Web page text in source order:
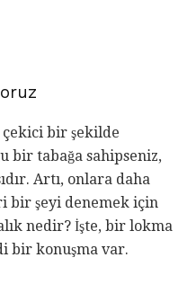
bir şekilde
bir tabağa sahipseniz,
Artı, onlara daha
bir şeyi denemek için
nedir? İşte, bir lokma
bir konuşma var.